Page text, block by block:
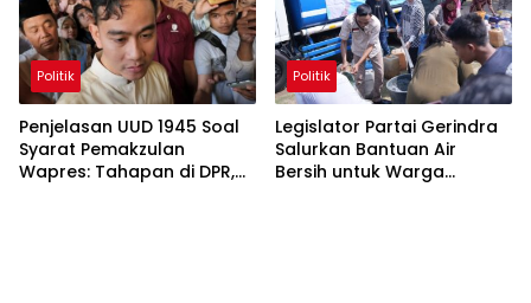
Politik
Penjelasan UUD 1945 Soal
Syarat Pemakzulan
Wapres: Tahapan di DPR,
Politik
Legislator Partai Gerindra
Salurkan Bantuan Air
Bersih untuk Warga